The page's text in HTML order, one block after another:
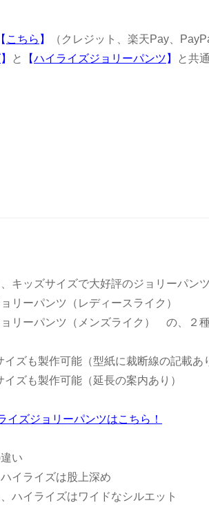
【 こちら 】
（クレジット、楽天Pay、
】 と 【ハイライズジョリーパンツ 】
と共
キッズサイズで大好評のジョリーパン
リーパンツ（レディースライク）
リーパンツ（メンズライク） の、２
イズも製作可能（型紙に裁断線の記載あ
ズも製作可能（延長の案内あり）
イズジョリーパンツはこちら！
い
イライズは股上深め
ハイライズはワイドなシルエット